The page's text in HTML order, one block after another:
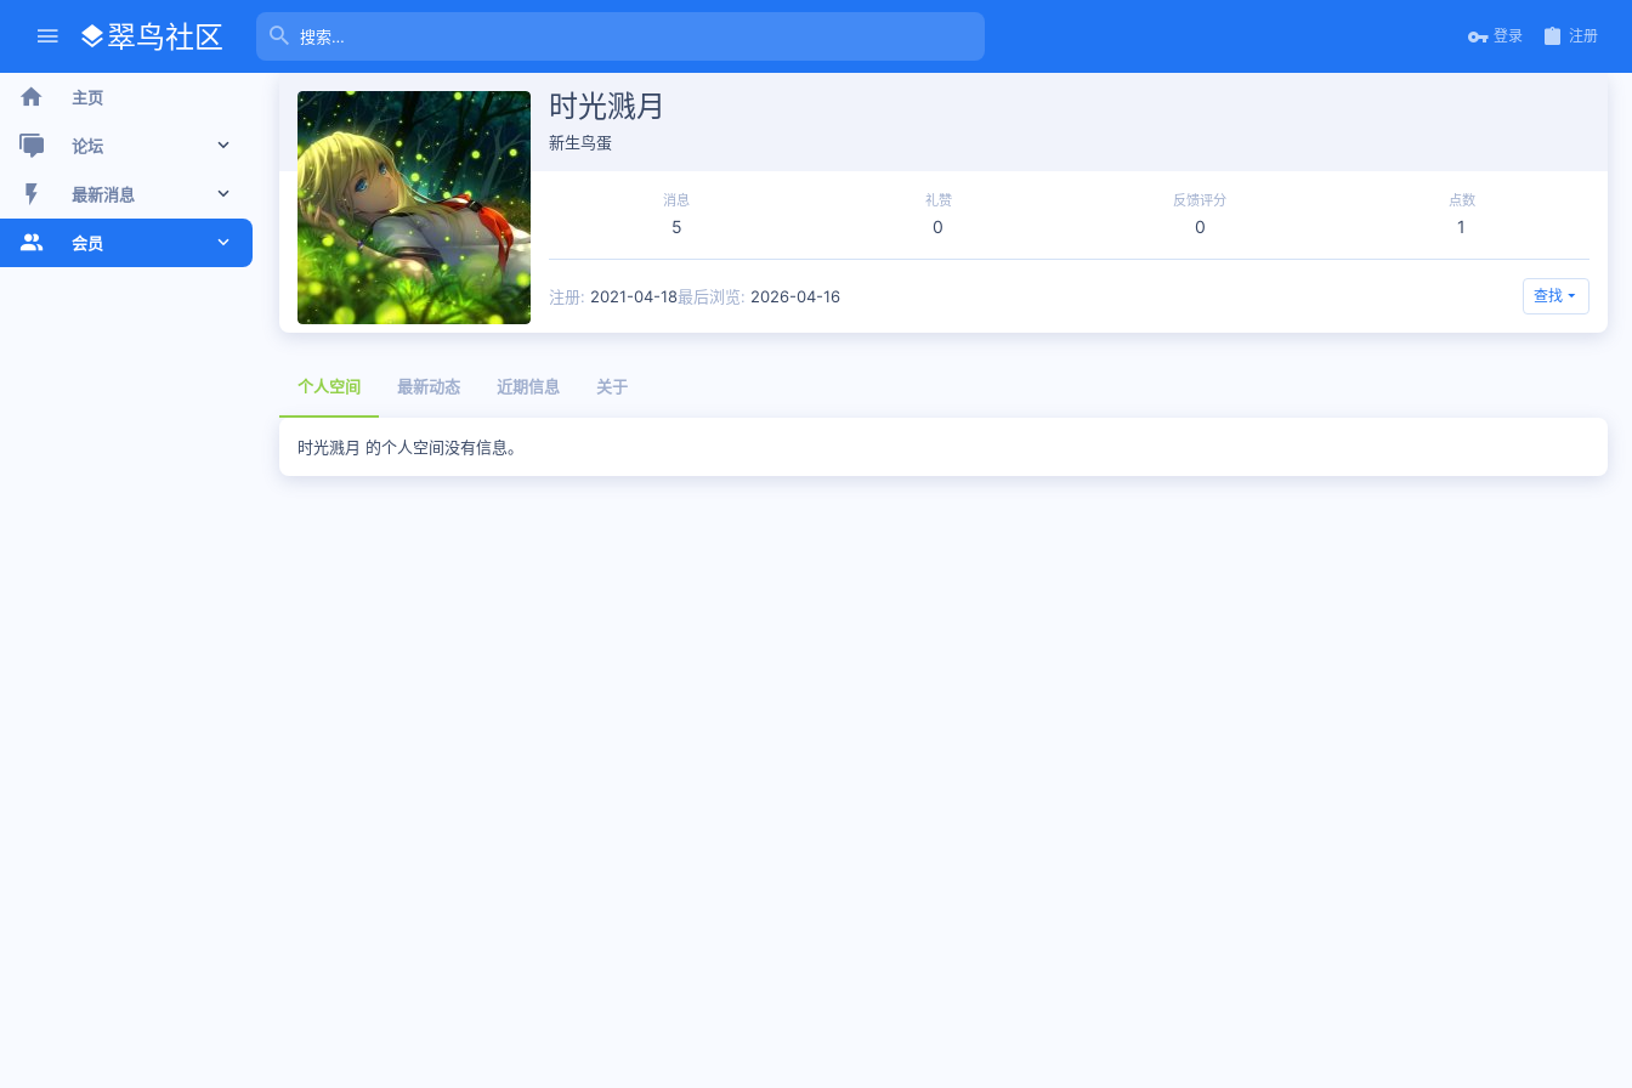
翠鸟社区 登录 注册
主页
论坛
新帖
最近话题
最新消息
新帖 会员
时光溅月
新生鸟蛋
消息
5
礼赞
0
反馈评分
0
点数
1
注册 2021-04-18最后浏览 2026-04-16 查找
个人空间 最新动态 近期信息 关于
时光溅月 的个人空间没有信息。